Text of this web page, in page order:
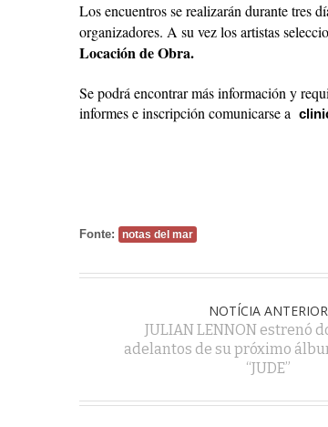
Los encuentros se realizarán durante tres
organizadores. A su vez los artistas
Locación de Obra.
Se podrá encontrar más información y
informes e inscripción comunicarse a
Fonte: notas del mar
NOTÍCIA ANTERIOR
JULIAN LENNON estrenó
adelantos de su próximo
“JUDE”